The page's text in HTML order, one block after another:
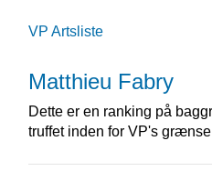
VP Artsliste
Matthieu Fabry
Dette er en ranking på
truffet inden for VP's